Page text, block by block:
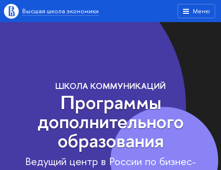
Меню
Высшая школа экономики
ШКОЛА КОММУНИКАЦИЙ
Программы
дополнительного
образования
Ведущий центр в России по бизнес-